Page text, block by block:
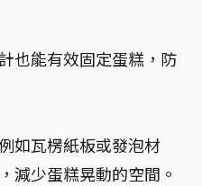
也能有效固定蛋糕，防
如瓦楞紙板或發泡材
減少蛋糕晃動的空間。